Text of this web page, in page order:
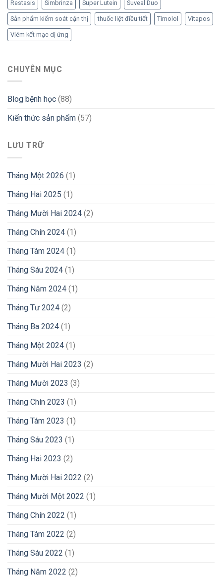
Restasis Simbrinza Super Lutein Suveal Duo
Sản phẩm kiểm soát cận thị thuốc liệt điều tiết Timolol Vitapos
Viêm kết mạc dị ứng
CHUYÊN MỤC
Blog bệnh học (88)
Kiến thức sản phẩm (57)
LƯU TRỮ
Tháng Một 2026 (1)
Tháng Hai 2025 (1)
Tháng Mười Hai 2024 (2)
Tháng Chín 2024 (1)
Tháng Tám 2024 (1)
Tháng Sáu 2024 (1)
Tháng Năm 2024 (1)
Tháng Tư 2024 (2)
Tháng Ba 2024 (1)
Tháng Một 2024 (1)
Tháng Mười Hai 2023 (2)
Tháng Mười 2023 (3)
Tháng Chín 2023 (1)
Tháng Tám 2023 (1)
Tháng Sáu 2023 (1)
Tháng Hai 2023 (2)
Tháng Mười Hai 2022 (2)
Tháng Mười Một 2022 (1)
Tháng Chín 2022 (1)
Tháng Tám 2022 (2)
Tháng Sáu 2022 (1)
Tháng Năm 2022 (2)